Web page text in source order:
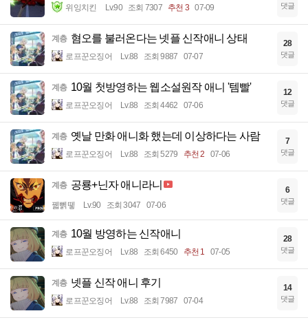
위잉치킨 Lv.90 조회 7307 추천 3 07-09 댓글
계층 혐오를 불러온다는 넷플 신작애니 상태
로프꾼오징어 Lv.88 조회 9887 07-07
28
댓글
계층 10월 첫방영하는 웹소설원작 애니 '템빨'
로프꾼오징어 Lv.88 조회 4462 07-06
12
댓글
계층 옛날 만화 애니화 했는데 이상하다는 사람
로프꾼오징어 Lv.88 조회 5279 추천 2 07-06
7
댓글
계층 공룡+닌자 애니라니
꿻뻵뗗 Lv.90 조회 3047 07-06
6
댓글
계층 10월 방영하는 신작애니
로프꾼오징어 Lv.88 조회 6450 추천 1 07-05
28
댓글
계층 넷플 신작 애니 후기
로프꾼오징어 Lv.88 조회 7987 07-04
14
댓글